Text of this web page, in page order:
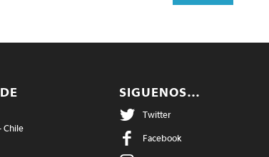
Chile
SIGUENOS…
Twitter
Facebook